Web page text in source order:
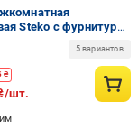
Steko с фурнитурой
мм Антрацит со
5 вариантов
₴
шт.